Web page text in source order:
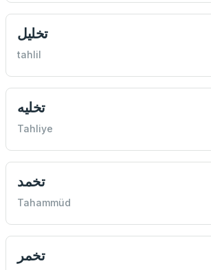
تخليل
tahlil
تخليه
Tahliye
تخمد
Tahammüd
تخمر